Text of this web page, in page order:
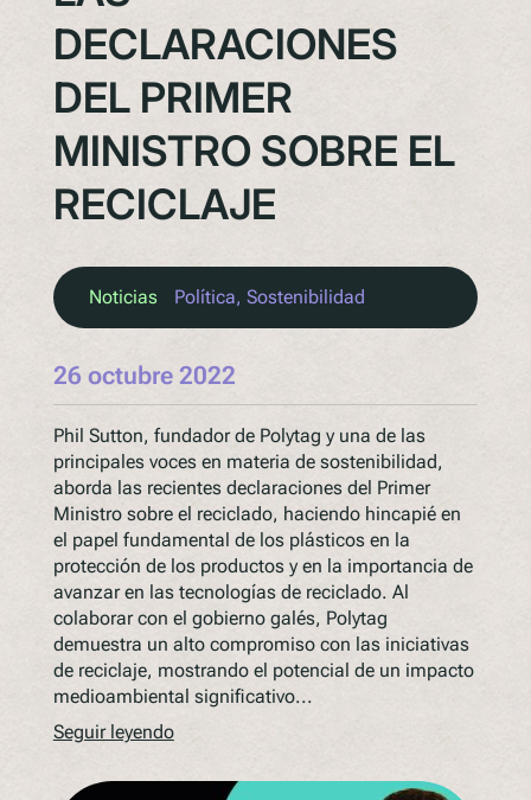
DECLARACIONES
DEL PRIMER
MINISTRO SOBRE EL
RECICLAJE
Noticias Política, Sostenibilidad
26 octubre 2022
Phil Sutton, fundador de Polytag y una de las
principales voces en materia de sostenibilidad,
aborda las recientes declaraciones del Primer
Ministro sobre el reciclado, haciendo hincapié en
el papel fundamental de los plásticos en la
protección de los productos y en la importancia de
avanzar en las tecnologías de reciclado. Al
colaborar con el gobierno galés, Polytag
demuestra un alto compromiso con las iniciativas
de reciclaje, mostrando el potencial de un impacto
medioambiental significativo...
Seguir leyendo